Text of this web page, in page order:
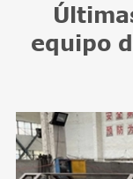
equipo